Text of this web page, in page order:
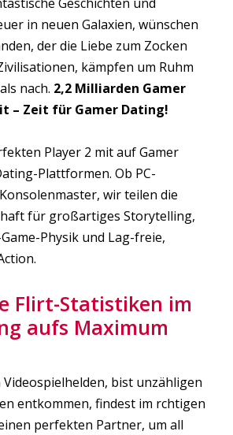
in neuen Galaxien, wünschen
der die Liebe zum Zocken
kämpfen um Ruhm
nach. 2,2 Milliarden Gamer
– Zeit für Gamer Dating!
Player 2 mit auf Gamer
Plattformen. Ob PC-
wir teilen die
für großartiges Storytelling,
Physik und Lag-freie,
Flirt-Statistiken im
aufs Maximum
bist unzähligen
entkommen, findest im rchtigen
perfekten Partner, um all